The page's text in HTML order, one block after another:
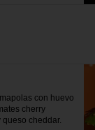
con huevo
cherry
cheddar.